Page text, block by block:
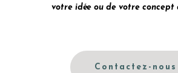
votre idée ou de votre concept
Contactez-nous